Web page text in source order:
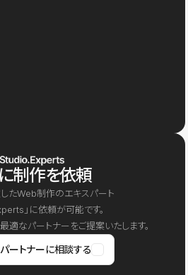
制作を依頼
たWeb制作のエキスパート
」に依頼が可能です。
なパートナーをご提案いたします。
ートナーに相談する